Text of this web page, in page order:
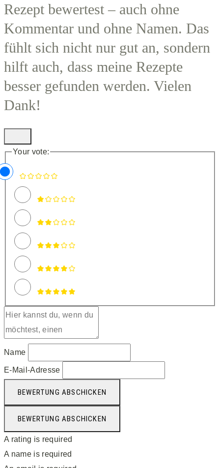
Rezept bewertest – auch ohne
Kommentar und ohne Namen. Das
fühlt sich nicht nur gut an, sondern
hilft auch, dass meine Rezepte
besser gefunden werden. Vielen
Dank!
Your vote:
Name
E-Mail-Adresse
BEWERTUNG ABSCHICKEN
BEWERTUNG ABSCHICKEN
A rating is required
A name is required